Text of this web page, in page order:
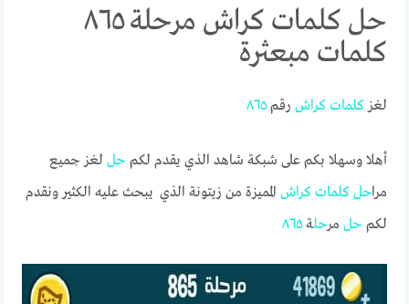
حل كلمات كراش مرحلة ٨٦٥
كلمات مبعثرة
لغزكلمات كراش رقم٨٦٥
أهلا وسهلا بكم على شبكة شاهد الذي يقدم لكم حل لغز جميع
مراحل كلمات كراش المميزة من زيتونة الذي يبحث عليه الكثير ونقدم
لكم حل مرحلة٨٦٥